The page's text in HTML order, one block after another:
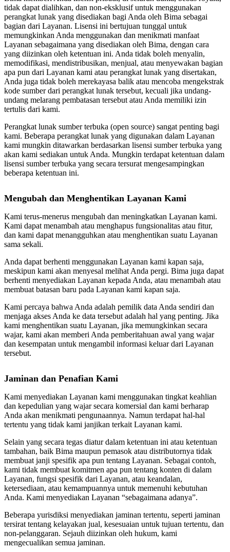
tidak dapat dialihkan, dan non-eksklusif untuk menggunakan
perangkat lunak yang disediakan bagi Anda oleh Bima sebagai
bagian dari Layanan. Lisensi ini bertujuan tunggal untuk
memungkinkan Anda menggunakan dan menikmati manfaat
Layanan sebagaimana yang disediakan oleh Bima, dengan cara
yang diizinkan oleh ketentuan ini. Anda tidak boleh menyalin,
memodifikasi, mendistribusikan, menjual, atau menyewakan bagian
apa pun dari Layanan kami atau perangkat lunak yang disertakan,
Anda juga tidak boleh merekayasa balik atau mencoba mengekstrak
kode sumber dari perangkat lunak tersebut, kecuali jika undang-
undang melarang pembatasan tersebut atau Anda memiliki izin
tertulis dari kami.
Perangkat lunak sumber terbuka (open source) sangat penting bagi
kami. Beberapa perangkat lunak yang digunakan dalam Layanan
kami mungkin ditawarkan berdasarkan lisensi sumber terbuka yang
akan kami sediakan untuk Anda. Mungkin terdapat ketentuan dalam
lisensi sumber terbuka yang secara tersurat mengesampingkan
beberapa ketentuan ini.
Mengubah dan Menghentikan Layanan Kami
Kami terus-menerus mengubah dan meningkatkan Layanan kami.
Kami dapat menambah atau menghapus fungsionalitas atau fitur,
dan kami dapat menangguhkan atau menghentikan suatu Layanan
sama sekali.
Anda dapat berhenti menggunakan Layanan kami kapan saja,
meskipun kami akan menyesal melihat Anda pergi. Bima juga dapat
berhenti menyediakan Layanan kepada Anda, atau menambah atau
membuat batasan baru pada Layanan kami kapan saja.
Kami percaya bahwa Anda adalah pemilik data Anda sendiri dan
menjaga akses Anda ke data tersebut adalah hal yang penting. Jika
kami menghentikan suatu Layanan, jika memungkinkan secara
wajar, kami akan memberi Anda pemberitahuan awal yang wajar
dan kesempatan untuk mengambil informasi keluar dari Layanan
tersebut.
Jaminan dan Penafian Kami
Kami menyediakan Layanan kami menggunakan tingkat keahlian
dan kepedulian yang wajar secara komersial dan kami berharap
Anda akan menikmati pengunaannya. Namun terdapat hal-hal
tertentu yang tidak kami janjikan terkait Layanan kami.
Selain yang secara tegas diatur dalam ketentuan ini atau ketentuan
tambahan, baik Bima maupun pemasok atau distributornya tidak
membuat janji spesifik apa pun tentang Layanan. Sebagai contoh,
kami tidak membuat komitmen apa pun tentang konten di dalam
Layanan, fungsi spesifik dari Layanan, atau keandalan,
ketersediaan, atau kemampuannya untuk memenuhi kebutuhan
Anda. Kami menyediakan Layanan “sebagaimana adanya”.
Beberapa yurisdiksi menyediakan jaminan tertentu, seperti jaminan
tersirat tentang kelayakan jual, kesesuaian untuk tujuan tertentu, dan
non-pelanggaran. Sejauh diizinkan oleh hukum, kami
mengecualikan semua jaminan.